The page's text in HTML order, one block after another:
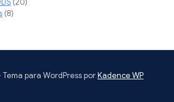
(20)
(8)
para WordPress porKadence WP